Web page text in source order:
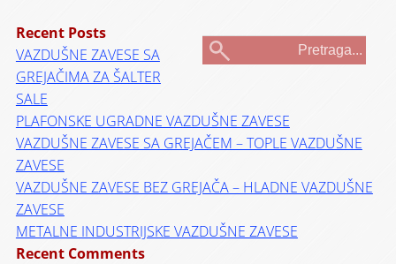
Recent Posts
VAZDUŠNE ZAVESE SA
GREJAČIMA ZA ŠALTER
SALE
PLAFONSKE UGRADNE VAZDUŠNE ZAVESE
VAZDUŠNE ZAVESE SA GREJAČEM – TOPLE VAZDUŠNE
ZAVESE
VAZDUŠNE ZAVESE BEZ GREJAČA – HLADNE VAZDUŠNE
ZAVESE
METALNE INDUSTRIJSKE VAZDUŠNE ZAVESE
Recent Comments